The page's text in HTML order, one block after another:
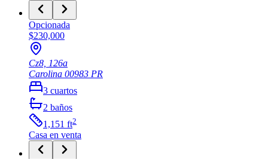
Opcionada
$230,000
Cz8, 126a
Carolina 00983 PR
3 cuartos
2 baños
1,151 ft2
Casa en venta